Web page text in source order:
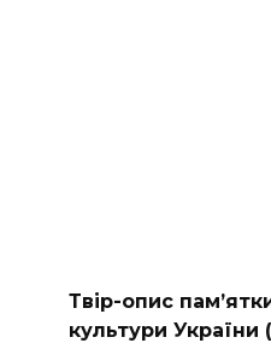
Твір-опис
культури України